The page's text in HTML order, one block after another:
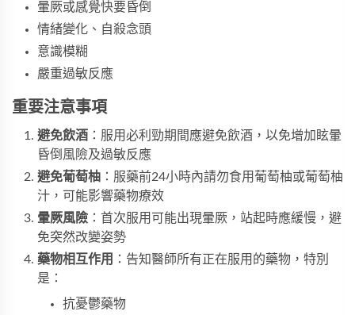
暈厥或感覺快要昏倒
情緒變化、自殺念頭
意識模糊
嚴重過敏反應
重要注意事項
避免飲酒 ：服用必利勁期間應避免飲酒，以免增加眩暈
昏倒風險及過敏反應
避免葡萄柚 ：服藥前24小時內請勿食用葡萄柚或葡萄柚
汁，可能影響藥物療效
暈厥風險 ：首次服用可能出現暈厥，站起時應緩慢，避
免突然改變姿勢
藥物相互作用
：告知醫師所有正在服用的藥物，特別
是：
抗憂鬱藥物